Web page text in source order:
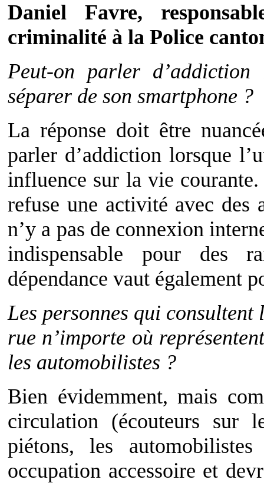
Daniel Favre,
criminalité à la Police
Peut-on parler
séparer de son smartphone ?
La réponse doit être
parler d’addiction lorsque
influence sur la vie
refuse une activité avec des
n’y a pas de connexion
indispensable pour des
dépendance vaut également
Les personnes qui
rue n’importe où
les automobilistes ?
Bien évidemment, mais
circulation (écouteurs sur
piétons, les
occupation accessoire et